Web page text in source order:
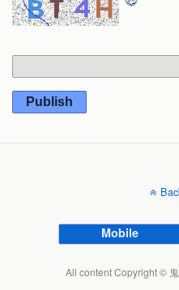
Publish
Mobile
All content Copyright ©